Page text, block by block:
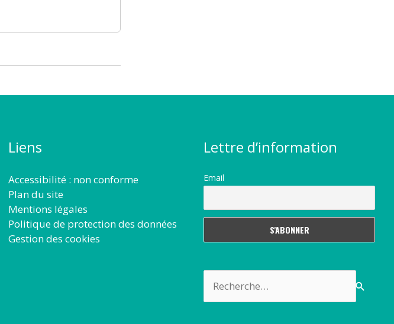
Liens
Accessibilité : non conforme
Plan du site
Mentions légales
Politique de protection des données
Gestion des cookies
Lettre d’information
Email